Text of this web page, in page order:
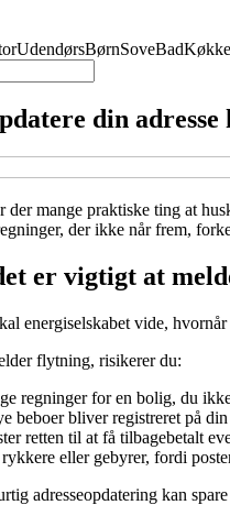
UdendørsBørnSoveBad
din adresse
der mange praktiske ting at
der ikke når frem,
er vigtigt at
energiselskabet vide,
flytning, risikerer du:
regninger for en bolig, du
beboer bliver registreret på din
retten til at få tilbagebetalt
eller gebyrer, fordi
adresseopdatering kan